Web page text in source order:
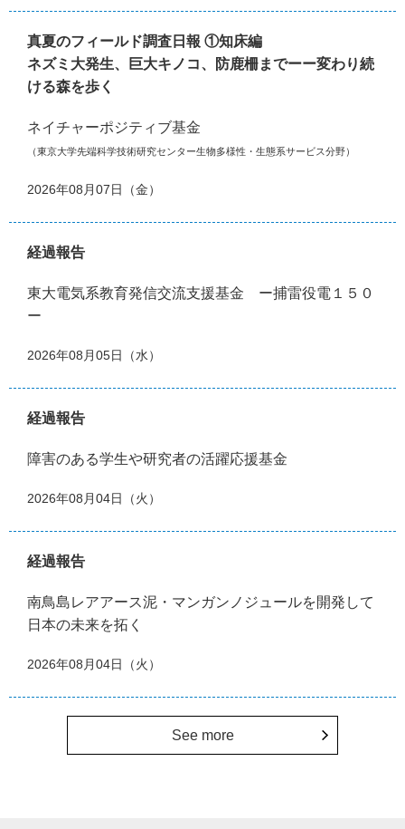
真夏のフィールド調査日報 ①知床編
ネズミ大発生、巨大キノコ、防鹿柵までーー変わり続
ける森を歩く
ネイチャーポジティブ基金
（東京大学先端科学技術研究センター生物多様性・生態系サービス分野）
2026年08月07日（金）
経過報告
東大電気系教育発信交流支援基金 ー捕雷役電１５０
ー
2026年08月05日（水）
経過報告
障害のある学生や研究者の活躍応援基金
2026年08月04日（火）
経過報告
南鳥島レアアース泥・マンガンノジュールを開発して
日本の未来を拓く
2026年08月04日（火）
See more